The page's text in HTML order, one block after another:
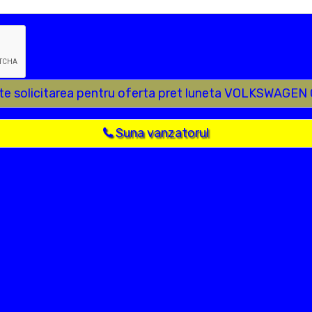
solicitarea pentru oferta pret luneta VOLKSWAGEN
Suna vanzatorul